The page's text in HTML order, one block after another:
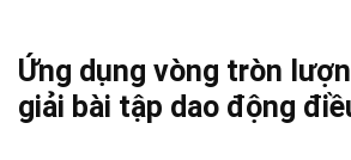
Ứng dụng vòng tròn
giải bài tập dao động